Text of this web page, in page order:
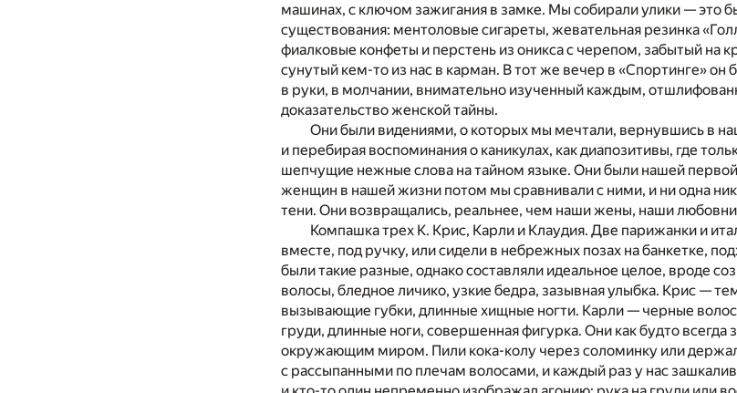
машинах, с ключом зажигания в замке. Мы собирали улики — это
существования: ментоловые сигареты, жевательная резинка
фиалковые конфеты и перстень из оникса с черепом, забытый на
сунутый кем-то из нас в карман. В тот же вечер в «Спортинге» он
в руки, в молчании, внимательно изученный каждым,
доказательство женской тайны.
Они были видениями, о которых мы мечтали, вернувшись в
и перебирая воспоминания о каникулах, как диапозитивы, где
шепчущие нежные слова на тайном языке. Они были нашей
женщин в нашей жизни потом мы сравнивали с ними, и ни одна
тени. Они возвращались, реальнее, чем наши жены, наши
Компашка трех К. Крис, Карли и Клаудия. Две парижанки и
вместе, под ручку, или сидели в небрежных позах на банкетке,
были такие разные, однако составляли идеальное целое, вроде
волосы, бледное личико, узкие бедра, зазывная улыбка. Крис —
вызывающие губки, длинные хищные ногти. Карли — черные
груди, длинные ноги, совершенная фигурка. Они как будто всегда
окружающим миром. Пили кока-колу через соломинку или
с рассыпанными по плечам волосами, и каждый раз у нас